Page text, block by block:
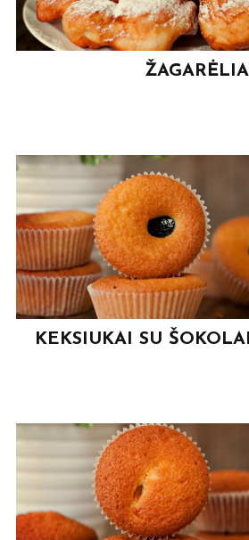
ŽAGARĖLIAI
KEKSIUKAI SU